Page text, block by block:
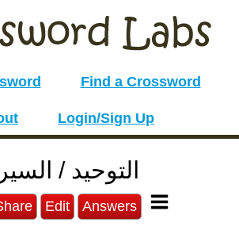
Find a Crossword
Login/Sign Up
التوحيد /
Edit Answers